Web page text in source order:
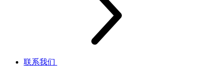
联系我们